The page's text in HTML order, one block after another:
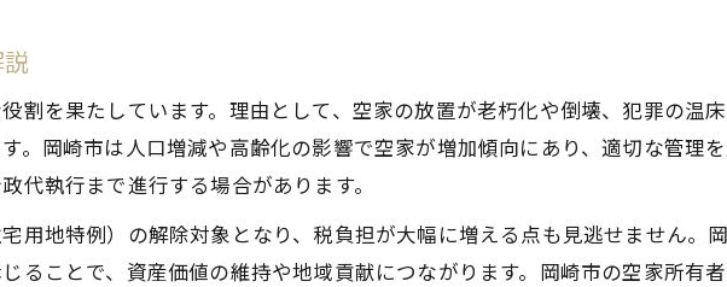
空家バンクや各種相談サービスの活用法
特定空家認定を避けるための必須法律ガイド
空家が特定空家に指定される主な要因と対策
割を果たしています。理由として、空家の放置が老朽化や倒壊、犯罪の温
。岡崎市は人口増減や高齢化の影響で空家が増加傾向にあり、適切な管理
代執行まで進行する場合があります。
用地特例）の解除対象となり、税負担が大幅に増える点も見逃せません。
ることで、資産価値の維持や地域貢献につながります。岡崎市の空家所有